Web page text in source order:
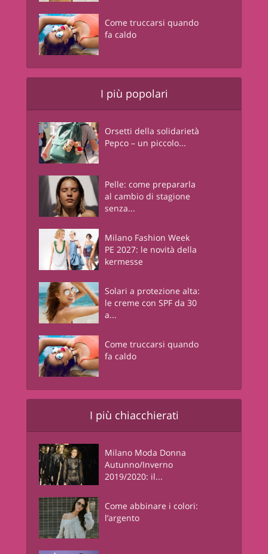
Come truccarsi quando
fa caldo
I più popolari
Orsetti della solidarietà
Pepco – un piccolo...
Pelle: come prepararla
al cambio di stagione
senza...
Milano Fashion Week
PE 2027: le novità della
kermesse
Solari a protezione alta:
le creme con SPF da 30
a...
Come truccarsi quando
fa caldo
I più chiacchierati
Milano Moda Donna
Autunno/Inverno
2019/2020: il...
Come abbinare i colori:
l’argento